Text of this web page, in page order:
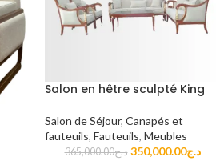
Salon en hêtre sculpté King
Salon de Séjour, Canapés et
fauteuils, Fauteuils, Meubles
د.ج365,000.00 د.ج350,000.00